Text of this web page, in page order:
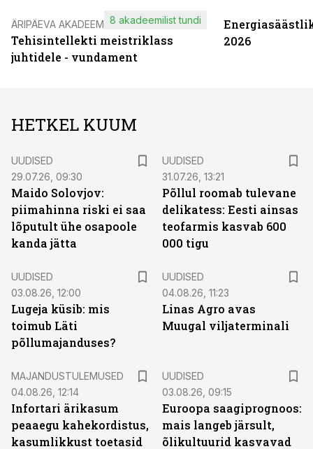
ÄRIPÄEVA AKADEEMIA
Tehisintellekti meistriklass
juhtidele - vundament
8 akadeemilist tundi
2026
HETKEL KUUM
UUDISED
29.07.26, 09:30
Maido Solovjov:
piimahinna riski ei saa
lõputult ühe osapoole
kanda jätta
UUDISED
31.07.26, 13:21
Põllul roomab tulevane
delikatess: Eesti ainsas
teofarmis kasvab 600
000 tigu
UUDISED
03.08.26, 12:00
Lugeja küsib: mis
toimub Läti
põllumajanduses?
UUDISED
04.08.26, 11:23
Linas Agro avas
Muugal viljaterminali
MAJANDUSTULEMUSED
04.08.26, 12:14
Infortari ärikasum
peaaegu kahekordistus,
kasumlikkust toetasid
UUDISED
03.08.26, 09:15
Euroopa saagiprognoos:
mais langeb järsult,
õlikultuurid kasvavad